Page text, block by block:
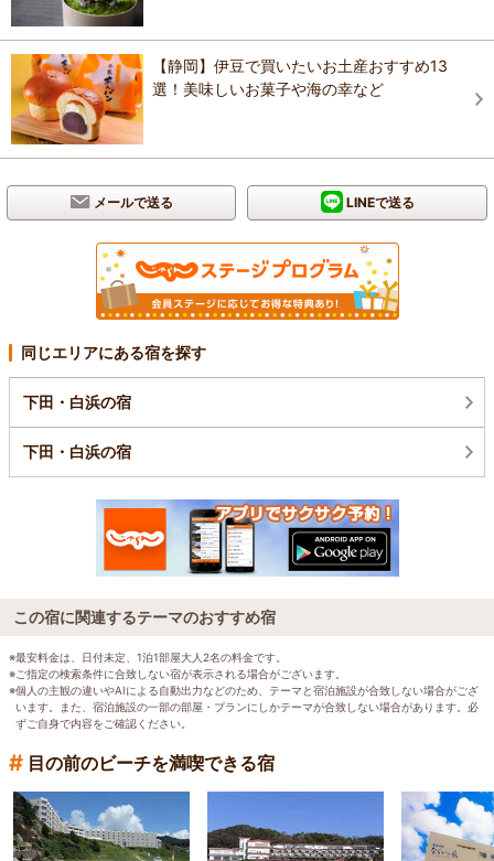
【静岡】伊豆で買いたいお土産おすすめ13
選！美味しいお菓子や海の幸など
メールで送る LINEで送る
同じエリアにある宿を探す
下田・白浜の宿
下田・白浜の宿
この宿に関連するテーマのおすすめ宿
※最安料金は、日付未定、1泊1部屋大人2名の料金です。
※ご指定の検索条件に合致しない宿が表示される場合がございます。
※個人の主観の違いやAIによる自動出力などのため、テーマと宿泊施設が合致しない場合がござ
います。また、宿泊施設の一部の部屋・プランにしかテーマが合致しない場合があります。必
ずご自身で内容をご確認ください。
# 目の前のビーチを満喫できる宿